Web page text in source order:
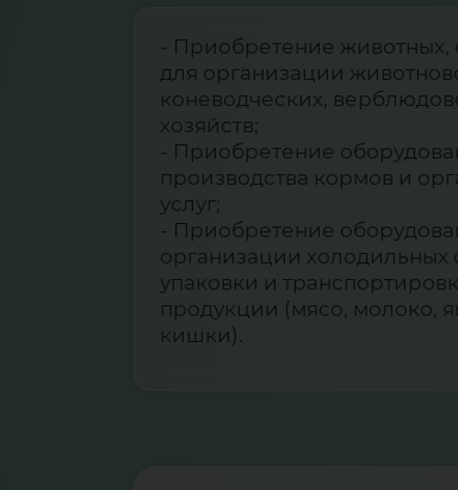
- Приобретение животных,
для организации
коневодческих,
хозяйств;
- Приобретение
производства кормов и
услуг;
- Приобретение
организации холодильных
упаковки и
продукции (мясо, молоко,
кишки).